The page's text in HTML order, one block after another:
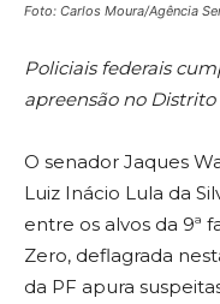
Foto: Carlos Moura/Agência
Policiais federais
apreensão no Distrito
O senador Jaques
Luiz Inácio Lula da
entre os alvos da 9ª
Zero, deflagrada
da PF apura